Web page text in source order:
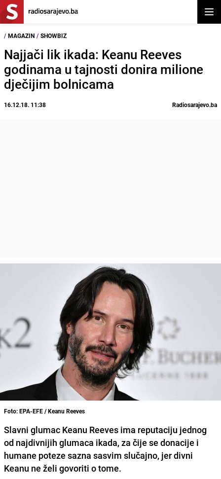
/ MAGAZIN / SHOWBIZ
Najjači lik ikada: Keanu Reeves
godinama u tajnosti donira milione
dječijim bolnicama
16.12.18. 11:38 Radiosarajevo.ba
Foto: EPA-EFE / Keanu Reeves
Slavni glumac Keanu Reeves ima reputaciju jednog
od najdivnijih glumaca ikada, za čije se donacije i
humane poteze sazna sasvim slučajno, jer divni
Keanu ne želi govoriti o tome.